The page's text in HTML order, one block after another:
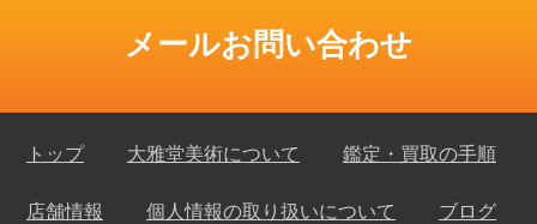
メールお問い合わせ
トップ 大雅堂美術について 鑑定・買取の手順
店舗情報 個人情報の取り扱いについて ブログ